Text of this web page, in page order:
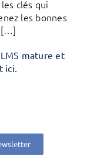
clés qui
les bonnes
[…]
mature et
ici.